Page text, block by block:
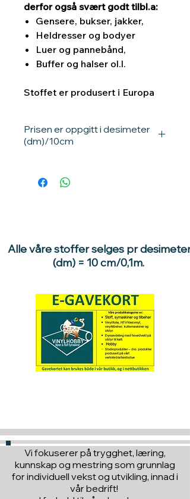
derfor også svært godt tilbl.a:
Gensere, bukser, jakker,
Heldresser og bodyer
Luer og pannebånd,
Buffer og halser ol.l.
Stoffet er produsert i Europa
Prisen er oppgitt i desimeter
(dm)/10cm
1 dm = 10 cm / 0,1meter.
10dm/1 meter.
Ønsker du 1,7 meter stoff, velger du
Alle våre stoffer selges pr desimeter
(dm) = 10 cm/0,1m.
Vi fokuserer på trygghet, læring,
kunnskap og mestring som grunnlag
for individuell vekst og utvikling, innad i
vår bedrift!